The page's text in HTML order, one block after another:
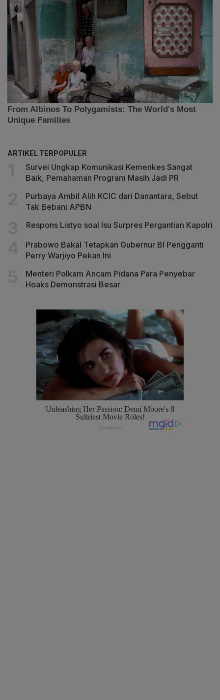
ARTIKEL TERPOPULER
Survei Ungkap Komunikasi Kemenkes Sangat
Baik, Pemahaman Program Masih Jadi PR
Purbaya Ambil Alih KCIC dari Danantara, Sebut
Tak Bebani APBN
Respons Listyo soal Isu Surpres Pergantian Kapolri
Prabowo Bakal Tetapkan Gubernur BI Pengganti
Perry Warjiyo Pekan Ini
Menteri Polkam Ancam Pidana Para Penyebar
Hoaks Demonstrasi Besar